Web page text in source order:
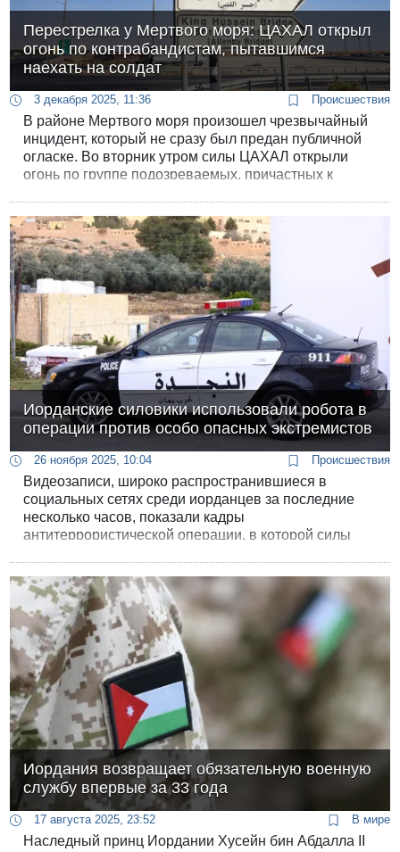
Перестрелка у Мертвого моря: ЦАХАЛ открыл
огонь по контрабандистам, пытавшимся
наехать на солдат
3 декабря 2025, 11:36 Происшествия
В районе Мертвого моря произошел чрезвычайный
инцидент, который не сразу был предан публичной
огласке. Во вторник утром силы ЦАХАЛ открыли
огонь по группе подозреваемых, причастных к
на военнослужащих.
Иорданские силовики использовали робота в
операции против особо опасных экстремистов
26 ноября 2025, 10:04 Происшествия
Видеозаписи, широко распространившиеся в
социальных сетях среди иорданцев за последние
несколько часов, показали кадры
антитеррористической операции, в которой силы
Иордания возвращает обязательную военную
службу впервые за 33 года
17 августа 2025, 23:52 В мире
Наследный принц Иордании Хусейн бин Абдалла II